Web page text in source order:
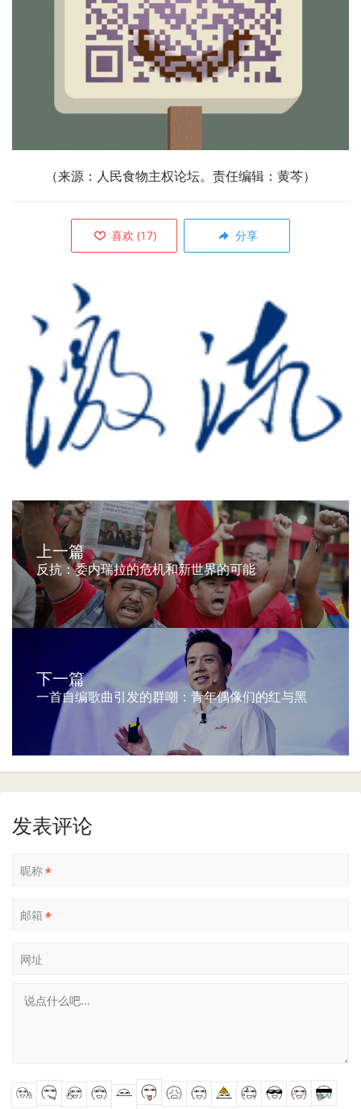
（来源：人民食物主权论坛。 责任编辑：黄芩）
喜欢 (17) 分享
上一篇
反抗：委内瑞拉的危机和新世界的可能
下一篇
一首自编歌曲引发的群嘲：青年偶像们的红与黑
发表评论
昵称*
邮箱 *
网址